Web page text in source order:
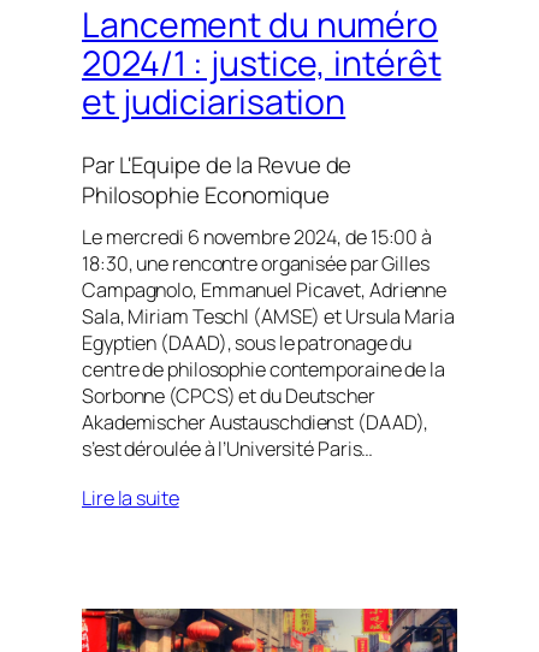
Lancement du numéro
2024/1 : justice, intérêt
et judiciarisation
ParL'Equipe de la Revue de
Philosophie Economique
Le mercredi 6 novembre 2024, de 15:00 à
18:30, une rencontre organisée par Gilles
Campagnolo, Emmanuel Picavet, Adrienne
Sala, Miriam Teschl (AMSE) et Ursula Maria
Egyptien (DAAD), sous le patronage du
centre de philosophie contemporaine de la
Sorbonne (CPCS) et du Deutscher
Akademischer Austauschdienst (DAAD),
s’est déroulée à l’Université Paris…
Lire la suite